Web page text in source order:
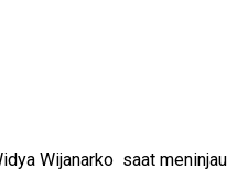
Wijanarko saat meninjau